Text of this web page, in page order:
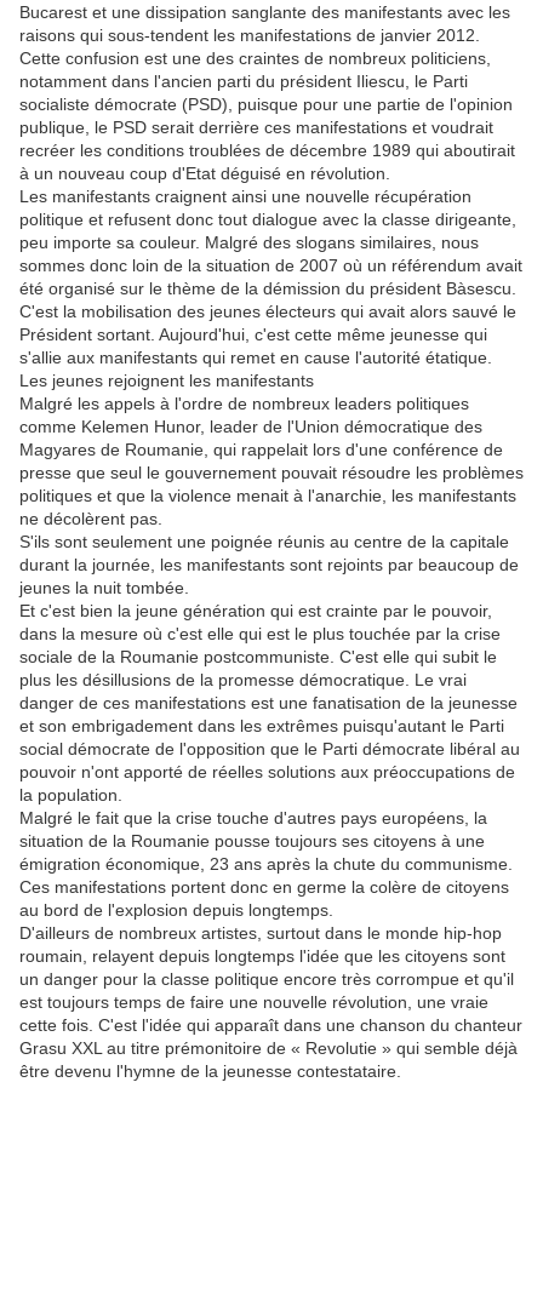
Bucarest et une dissipation sanglante des manifestants avec les
raisons qui sous-tendent les manifestations de janvier 2012.
Cette confusion est une des craintes de nombreux politiciens,
notamment dans l'ancien parti du président Iliescu, le Parti
socialiste démocrate (PSD), puisque pour une partie de l'opinion
publique, le PSD serait derrière ces manifestations et voudrait
recréer les conditions troublées de décembre 1989 qui aboutirait
à un nouveau coup d'Etat déguisé en révolution.
Les manifestants craignent ainsi une nouvelle récupération
politique et refusent donc tout dialogue avec la classe dirigeante,
peu importe sa couleur. Malgré des slogans similaires, nous
sommes donc loin de la situation de 2007 où un référendum avait
été organisé sur le thème de la démission du président Bàsescu.
C'est la mobilisation des jeunes électeurs qui avait alors sauvé le
Président sortant. Aujourd'hui, c'est cette même jeunesse qui
s'allie aux manifestants qui remet en cause l'autorité étatique.
Les jeunes rejoignent les manifestants
Malgré les appels à l'ordre de nombreux leaders politiques
comme Kelemen Hunor, leader de l'Union démocratique des
Magyares de Roumanie, qui rappelait lors d'une conférence de
presse que seul le gouvernement pouvait résoudre les problèmes
politiques et que la violence menait à l'anarchie, les manifestants
ne décolèrent pas.
S'ils sont seulement une poignée réunis au centre de la capitale
durant la journée, les manifestants sont rejoints par beaucoup de
jeunes la nuit tombée.
Et c'est bien la jeune génération qui est crainte par le pouvoir,
dans la mesure où c'est elle qui est le plus touchée par la crise
sociale de la Roumanie postcommuniste. C'est elle qui subit le
plus les désillusions de la promesse démocratique. Le vrai
danger de ces manifestations est une fanatisation de la jeunesse
et son embrigadement dans les extrêmes puisqu'autant le Parti
social démocrate de l'opposition que le Parti démocrate libéral au
pouvoir n'ont apporté de réelles solutions aux préoccupations de
la population.
Malgré le fait que la crise touche d'autres pays européens, la
situation de la Roumanie pousse toujours ses citoyens à une
émigration économique, 23 ans après la chute du communisme.
Ces manifestations portent donc en germe la colère de citoyens
au bord de l'explosion depuis longtemps.
D'ailleurs de nombreux artistes, surtout dans le monde hip-hop
roumain, relayent depuis longtemps l'idée que les citoyens sont
un danger pour la classe politique encore très corrompue et qu'il
est toujours temps de faire une nouvelle révolution, une vraie
cette fois. C'est l'idée qui apparaît dans une chanson du chanteur
Grasu XXL au titre prémonitoire de « Revolutie » qui semble déjà
être devenu l'hymne de la jeunesse contestataire.